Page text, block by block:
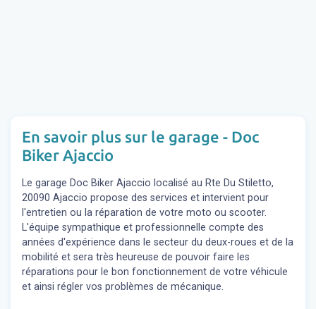
En savoir plus sur le garage - Doc
Biker Ajaccio
Le garage Doc Biker Ajaccio localisé au Rte Du Stiletto,
20090 Ajaccio propose des services et intervient pour
l'entretien ou la réparation de votre moto ou scooter.
L'équipe sympathique et professionnelle compte des
années d'expérience dans le secteur du deux-roues et de la
mobilité et sera très heureuse de pouvoir faire les
réparations pour le bon fonctionnement de votre véhicule
et ainsi régler vos problèmes de mécanique.